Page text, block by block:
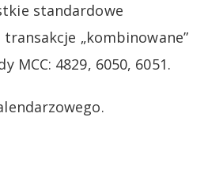
standardowe
„kombinowane”
MCC: 4829, 6050, 6051.